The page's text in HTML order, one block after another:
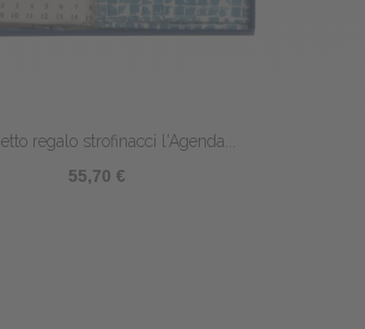
Cofanetto regalo strofinacci Saveurs du...
55,70 €